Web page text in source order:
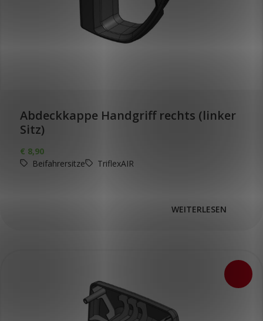
Abdeckkappe Handgriff rechts (linker
Sitz)
€ 8,90
Beifahrersitze
TriflexAIR
WEITERLESEN